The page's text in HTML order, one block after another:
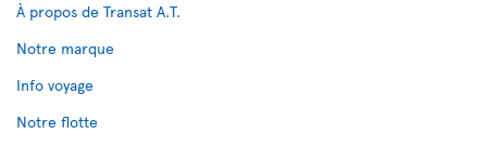
À propos de Transat A.T.
Notre marque
Info voyage
Notre flotte